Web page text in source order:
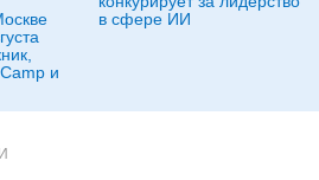
и
в сфере ИИ